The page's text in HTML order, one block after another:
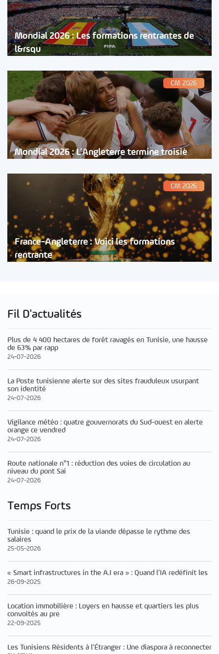
Mondial 2026 : Les formations rentrantes de
l&rsqu
CM 2026
Mondial 2026 : L’Angleterre termine troisiè
CM 2026
France-Angleterre : Voici les formations
rentrante
Fil D'actualités
Plus de 4 400 hectares de forêt ravagés en Tunisie, une hausse
de 63% par rapp
24-07-2026
La Poste tunisienne alerte sur des sites frauduleux usurpant
son identité
24-07-2026
Vigilance météo : quatre gouvernorats du Sud-ouest en alerte
orange ce vendred
24-07-2026
Route nationale n°1 : réduction des voies de circulation au
niveau du pont Sai
24-07-2026
Temps Forts
Tunisie : quand le prix de la viande dépasse le rythme des
salaires
25-05-2026
« Smart infrastructures in the A.I era » : Quand l’IA redéfinit les
26-09-2025
Location immobilière : Loyers en hausse et quartiers les plus
convoités au pre
22-09-2025
Les Tunisiens Résidents à l’Étranger : Une diaspora à reconnecter